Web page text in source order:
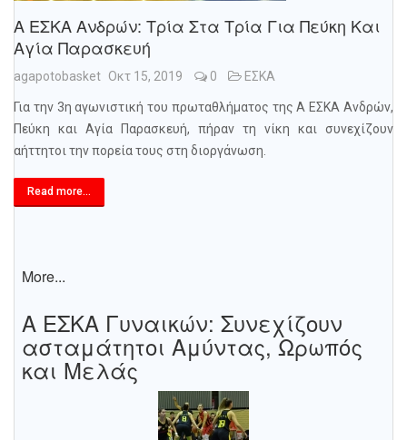
Α ΕΣΚΑ Ανδρών: Τρία Στα Τρία Για Πεύκη Και
Αγία Παρασκευή
agapotobasket Οκτ 15, 2019 0 ΕΣΚΑ
Για την 3η αγωνιστική του πρωταθλήματος της Α ΕΣΚΑ Ανδρών,
Πεύκη και Αγία Παρασκευή, πήραν τη νίκη και συνεχίζουν
αήττητοι την πορεία τους στη διοργάνωση.
Read more...
More...
Α ΕΣΚΑ Γυναικών: Συνεχίζουν
ασταμάτητοι Αμύντας, Ωρωπός
και Μελάς